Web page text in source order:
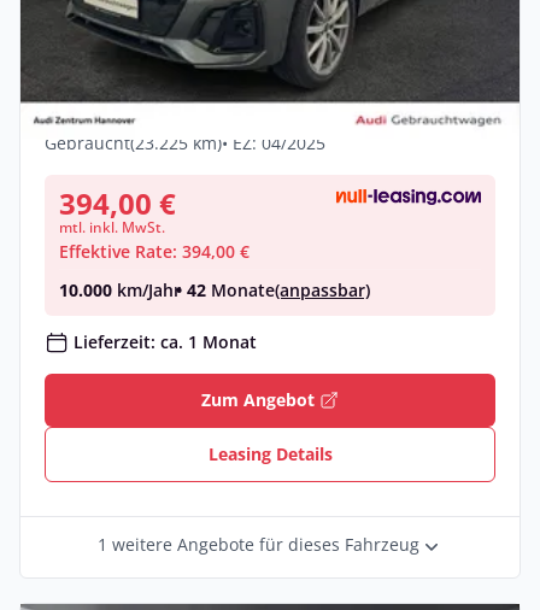
Privat & Gewerbe
Audi Q5 S line 40 TDI quattro Matrix B&O
Kamera AHK
Diesel •Automatik •
Gebraucht(23.225 km)• EZ: 04/2025
394,00 €
mtl. inkl. MwSt.
Effektive Rate: 394,00 €
10.000 km/Jahr• 42 Monate(anpassbar)
Lieferzeit: ca. 1 Monat
Zum Angebot
Leasing Details
1 weitere Angebote für dieses Fahrzeug